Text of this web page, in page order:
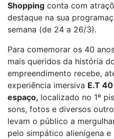
Shopping conta com
destaque na sua
semana (de 24 a 26/3).
Para comemorar os 40
mais queridos da história
empreendimento recebe,
experiência imersiva E.T
espaço, localizado no 1º
sons, fotos e diversos
levam o público a
pelo simpático alienígena e